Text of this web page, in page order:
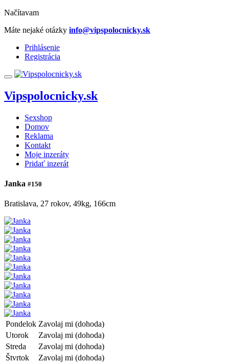
Načítavam
Máte nejaké otázky info@vipspolocnicky.sk
Prihlásenie
Registrácia
Vipspolocnicky.sk
Sexshop
Domov
Reklama
Kontakt
Moje inzeráty
Pridať inzerát
Janka #150
Bratislava, 27 rokov, 49kg, 166cm
Pondelok Zavolaj mi (dohoda)
Utorok
Zavolaj mi (dohoda)
Streda
Zavolaj mi (dohoda)
Štvrtok
Zavolaj mi (dohoda)